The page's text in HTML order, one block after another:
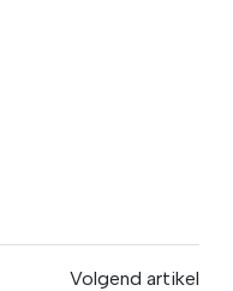
Volgend artikel